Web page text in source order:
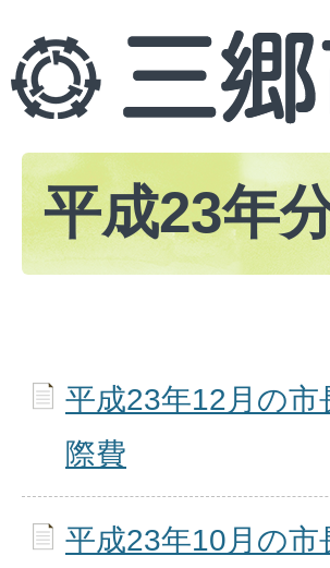
平成23年
平成23年12月の市
際費
平成23年10月の市